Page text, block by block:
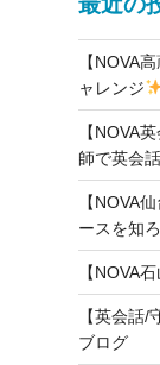
【NOVA
ャレンジ
【NOVA
師で英会
【NOVA
ースを知
【NOVA
【英会話/
ブログ